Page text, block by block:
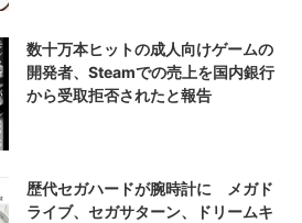
数十万本ヒットの成人向けゲームの
開発者、Steamでの売上を国内銀行
から受取拒否されたと報告
歴代セガハードが腕時計に メガド
ライブ、セガサターン、ドリームキ